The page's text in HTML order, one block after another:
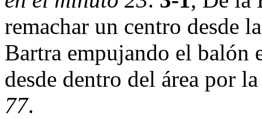
remachar un centro desde
Bartra empujando el balón
desde dentro del área por
77.